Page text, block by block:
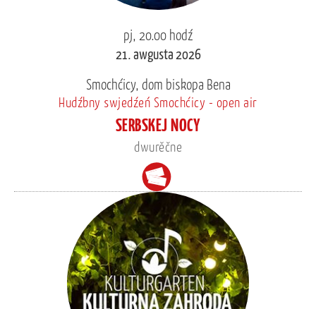
pj, 20.00 hodź
21. awgusta 2026
Smochćicy, dom biskopa Bena
Hudźbny swjedźeń Smochćicy - open air
SERBSKEJ NOCY
dwurěčne